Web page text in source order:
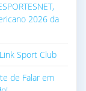
2026 da
Sport Club
de Falar em